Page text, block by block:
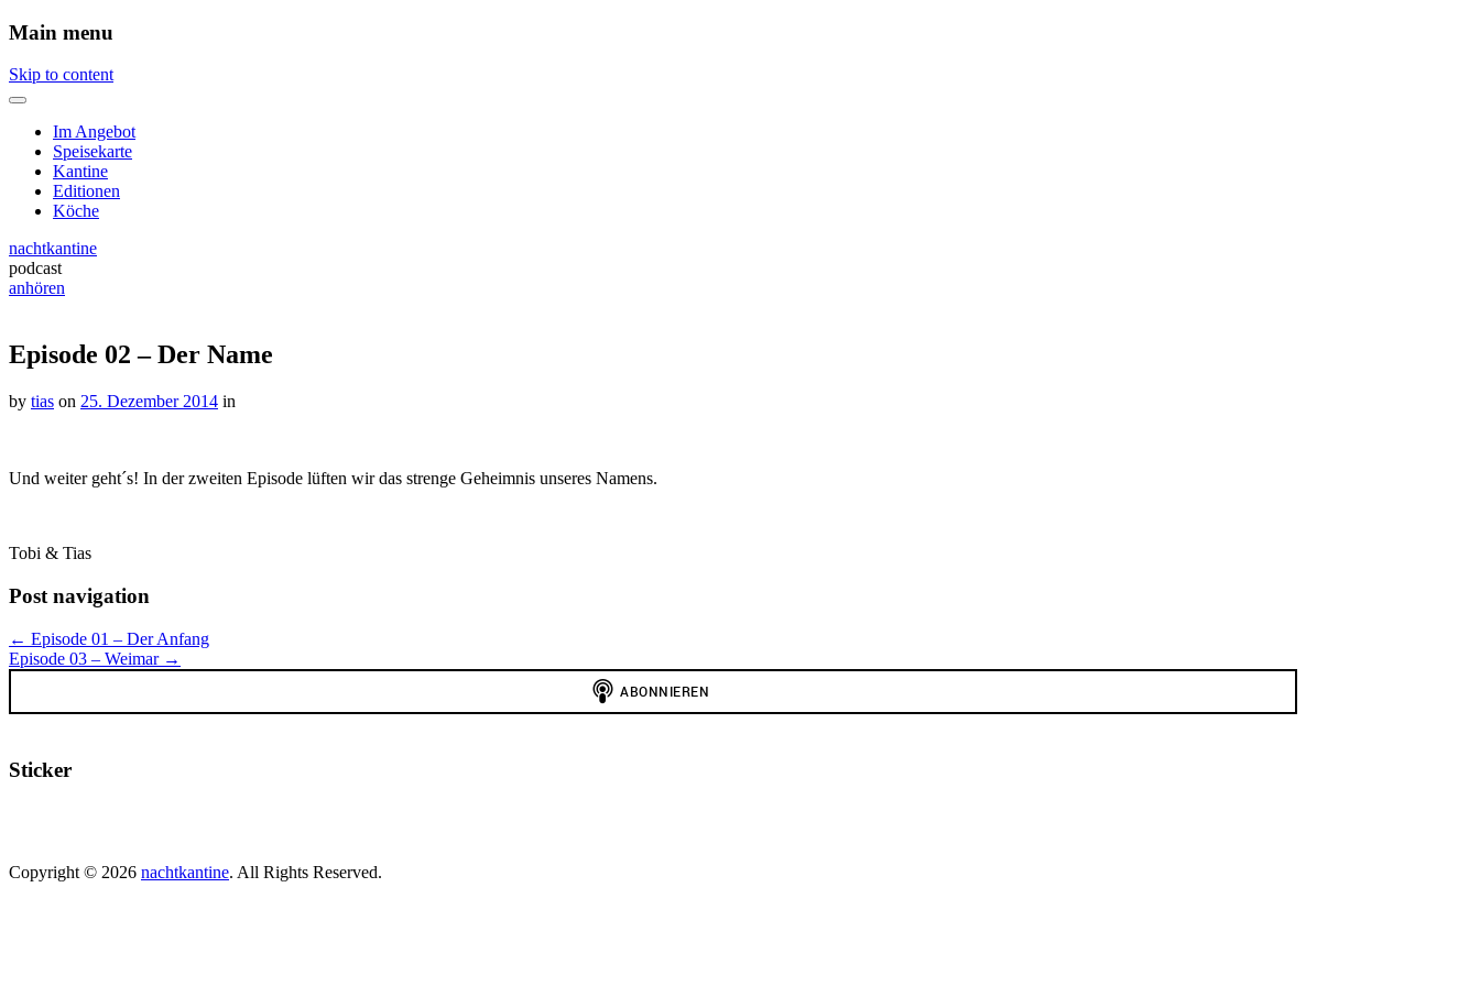
Main menu
Skip to content
Im Angebot
Speisekarte
Kantine
Editionen
Köche
nachtkantine
podcast
anhören
Episode 02 – Der Name
by tias on 25. Dezember 2014 in
Und weiter geht´s! In der zweiten Episode lüften wir das strenge Geheimnis unseres Namens.
Tobi & Tias
Post navigation
← Episode 01 – Der Anfang
Episode 03 – Weimar →
Sticker
Copyright © 2026 nachtkantine. All Rights Reserved.